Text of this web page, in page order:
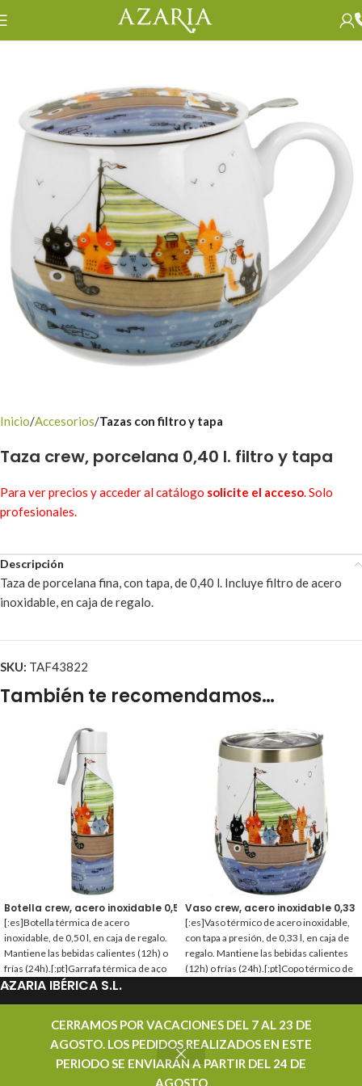
Inicio Accesorios Tazas con filtro y tapa
Taza crew, porcelana 0,40 l. filtro y tapa
Para ver precios y acceder al catálogo solicite el acceso. Solo
profesionales.
Descripción
Taza de porcelana fina, con tapa, de 0,40 l. Incluye filtro de acero
inoxidable, en caja de regalo.
SKU: TAF43822
También te recomendamos…
Botella crew, acero inoxidable 0,50 l.
[:es]Botella térmica de acero
inoxidable, de 0,50 l, en caja de regalo.
Mantiene las bebidas calientes (12h) o
frías (24h).[:pt]Garrafa térmica de aço
inoxidável, de 0,50 l, em caixa de
Vaso crew, acero inoxidable 0,33
[:es]Vaso térmico de acero inoxidable,
con tapa a presión, de 0,33 l, en caja de
regalo. Mantiene las bebidas calientes
(12h) o frías (24h).[:pt]Copo térmico de
frias (24h).[:]
AZARIA IBÉRICA S.L.
PROMOCIONES
CONTACTAR
CERRAMOS POR VACACIONES DEL 7 AL 23 DE
AGOSTO. LOS PEDIDOS REALIZADOS EN ESTE
PERIODO SE ENVIARÁN A PARTIR DEL 24 DE
AGOSTO